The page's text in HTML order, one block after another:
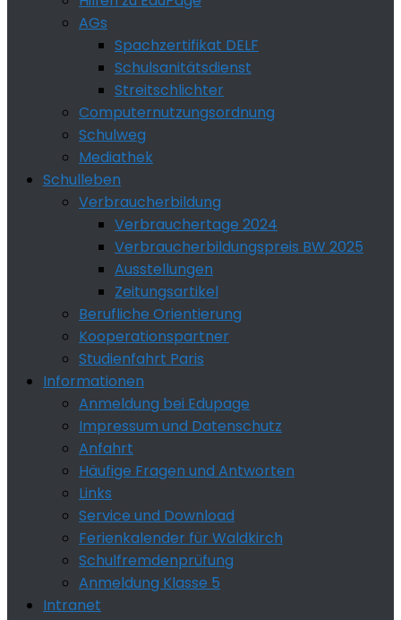
AGs
Spachzertifikat DELF
Schulsanitätsdienst
Streitschlichter
Computernutzungsordnung
Schulweg
Mediathek
Schulleben
Verbraucherbildung
Verbrauchertage 2024
Verbraucherbildungspreis BW 2025
Ausstellungen
Zeitungsartikel
Berufliche Orientierung
Kooperationspartner
Studienfahrt Paris
Informationen
Anmeldung bei Edupage
Impressum und Datenschutz
Anfahrt
Häufige Fragen und Antworten
Links
Service und Download
Ferienkalender für Waldkirch
Schulfremdenprüfung
Anmeldung Klasse 5
Intranet